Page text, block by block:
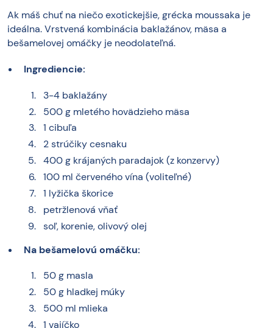
Ak máš chuť na niečo exotickejšie, grécka moussaka je
ideálna. Vrstvená kombinácia baklažánov, mäsa a
bešamelovej omáčky je neodolateľná.
Ingrediencie:
3-4 baklažány
500 g mletého hovädzieho mäsa
1 cibuľa
2 strúčiky cesnaku
400 g krájaných paradajok (z konzervy)
100 ml červeného vína (voliteľné)
1 lyžička škorice
petržlenová vňať
soľ, korenie, olivový olej
Na bešamelovú omáčku:
50 g masla
50 g hladkej múky
500 ml mlieka
1 vajíčko